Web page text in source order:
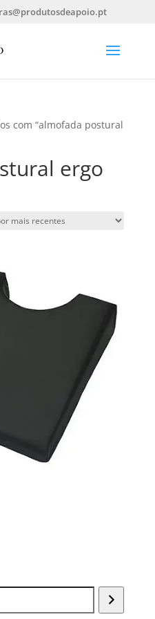
com “almofada postural
ergo